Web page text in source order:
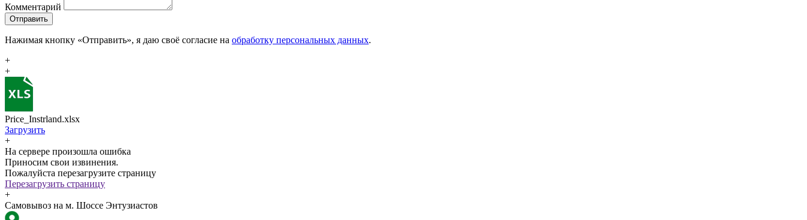
Комментарий
Отправить
Нажимая кнопку «Отправить», я даю своё согласие на обработку персональных данных.
+
+
Price_Instrland.xlsx
Загрузить
+
На сервере произошла ошибка
Приносим свои извинения.
Пожалуйста перезагрузите страницу
Перезагрузить страницу
+
Самовывоз на м. Шоссе Энтузиастов